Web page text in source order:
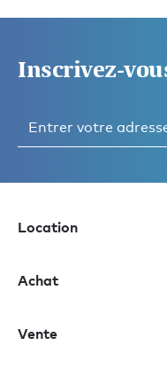
Inscrivez-
Location
Achat
Vente